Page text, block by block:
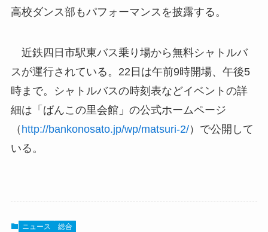
高校ダンス部もパフォーマンスを披露する。
近鉄四日市駅東バス乗り場から無料シャトルバ
スが運行されている。22日は午前9時開場、午後5
時まで。シャトルバスの時刻表などイベントの詳
細は「ばんこの里会館」の公式ホームページ
（ http://bankonosato.jp/wp/matsuri-2/）で公開して
いる。
ニュース
総合